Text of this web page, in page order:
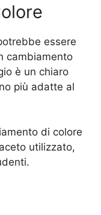
essere
cambiamento
è un chiaro
più adatte al
di colore
utilizzato,